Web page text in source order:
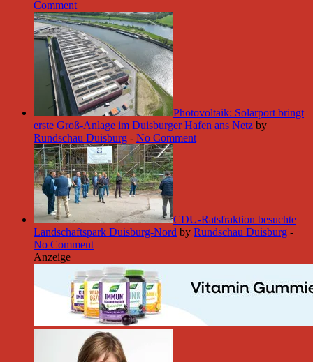
Comment
Photovoltaik: Solarport bringt
erste Groß-Anlage im Duisburger Hafen ans Netz by
Rundschau Duisburg - No Comment
CDU-Ratsfraktion besuchte
Landschaftspark Duisburg-Nord by Rundschau Duisburg -
No Comment
Anzeige